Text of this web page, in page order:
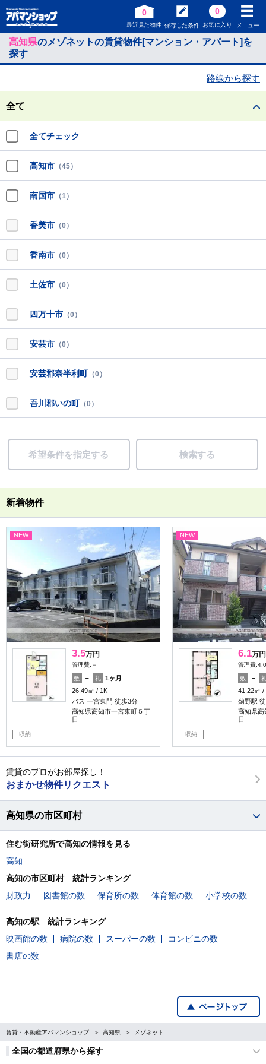
0
最近見た物件 保存した条件
0
お気に入り メニュー
高知県のメゾネットの賃貸物件[マンション・アパート]を
探す
路線から探す
全て
全てチェック
高知市 （45）
南国市 （1）
香美市 （0）
香南市 （0）
土佐市 （0）
四万十市 （0）
安芸市 （0）
安芸郡奈半利町 （0）
吾川郡いの町 （0）
希望条件を指定する 検索する
新着物件
NEW
3.5万円
管理費:－
敷 － 礼
1ヶ月
26.49㎡
1K
バス 一宮東門 徒歩3分
高知県高知市一宮東町５丁
目
収納
NEW
6.1万円
管理費
敷 －
41.22㎡
薊野駅
高知県高
目
収納
賃貸のプロがお部屋探し！
おまかせ物件リクエスト
高知県の市区町村
住む街研究所で高知の情報を見る
高知
高知の市区町村 統計ランキング
財政力
図書館の数 保育所の数 体育館の数 小学校の数
高知の駅 統計ランキング
映画館の数
病院の数 スーパーの数
コンビニの数
書店の数
賃貸・不動産アパマンショップ 高知県 メゾネット
全国の都道府県から探す